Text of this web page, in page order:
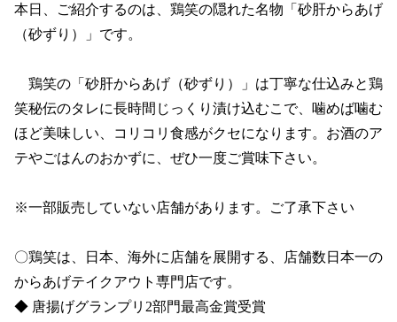
本日、ご紹介するのは、鶏笑の隠れた名物「砂肝からあげ
（砂ずり）」です。
鶏笑の「砂肝からあげ（砂ずり）」は丁寧な仕込みと鶏
笑秘伝のタレに長時間じっくり漬け込むこで、噛めば噛む
ほど美味しい、コリコリ食感がクセになります。お酒のア
テやごはんのおかずに、ぜひ一度ご賞味下さい。
※一部販売していない店舗があります。ご了承下さい
〇鶏笑は、日本、海外に店舗を展開する、店舗数日本一の
からあげテイクアウト専門店です。
◆ 唐揚げグランプリ2部門最高金賞受賞